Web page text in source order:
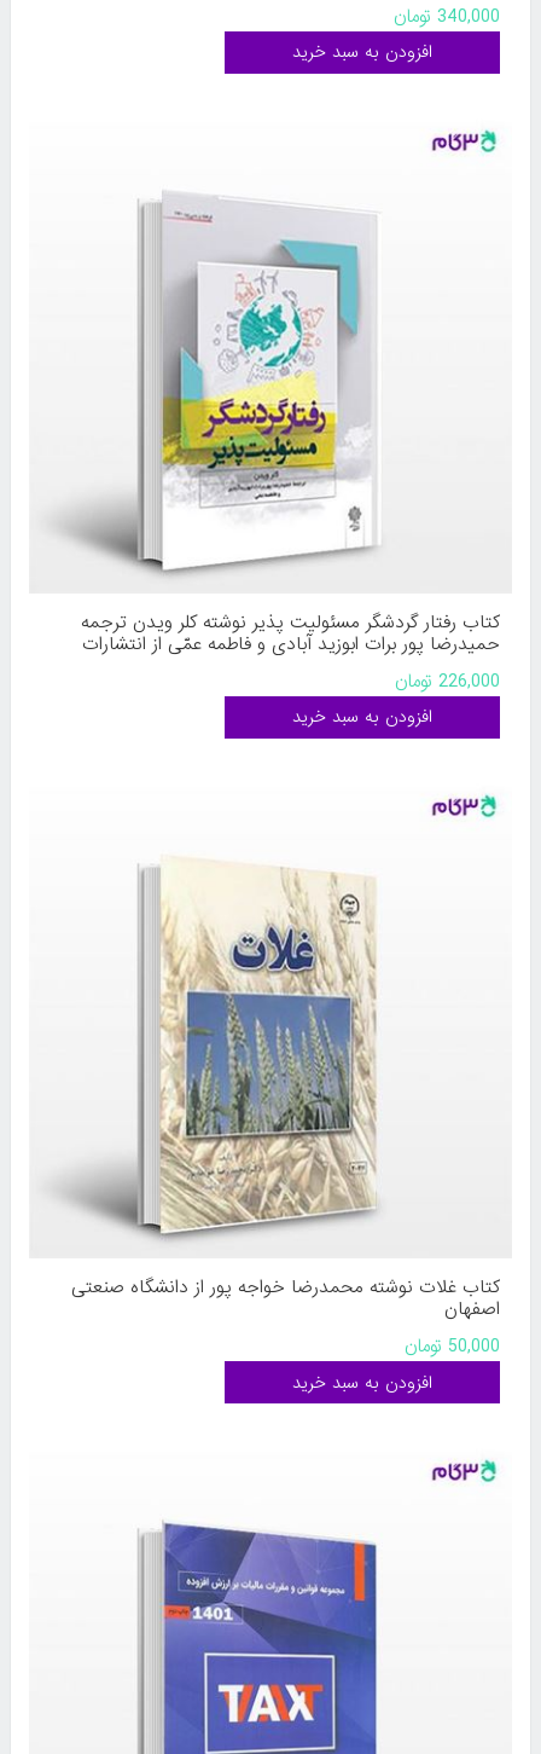
340,000 تومان
کتاب رفتار گردشگر مسئولیت پذیر نوشته کلر ویدن ترجمه
حمیدرضا پور برات ابوزید آبادی و فاطمه عمّی از انتشارات
پژوهش های فرهنگی
226,000 تومان
کتاب غلات نوشته محمدرضا خواجه پور از دانشگاه صنعتی
اصفهان
50,000 تومان